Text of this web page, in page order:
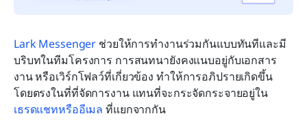
Lark Messenger ช่วยให้การทำงานร่วมกันแบบทันทีและมี
บริบทในทีมโครงการ การสนทนายังคงแนบอยู่กับเอกสาร
งาน หรือเวิร์กโฟลว์ที่เกี่ยวข้อง ทำให้การอภิปรายเกิดขึ้น
โดยตรงในที่ที่จัดการงาน แทนที่จะกระจัดกระจายอยู่ใน
เธรดแชทหรืออีเมล ที่แยกจากกัน